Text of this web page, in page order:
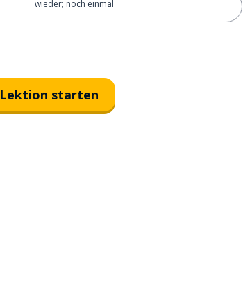
wieder; noch einmal
Lektion starten